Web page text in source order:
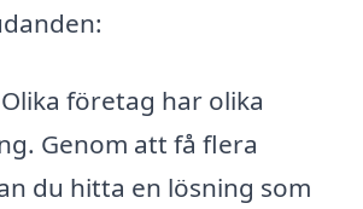
Olika företag har olika
Genom att få flera
du hitta en lösning som